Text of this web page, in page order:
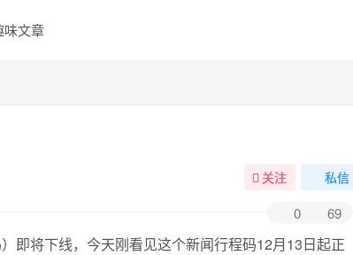
味文章
关注 私信
0 69
即将下线，今天刚看见这个新闻行程码12月13日起正